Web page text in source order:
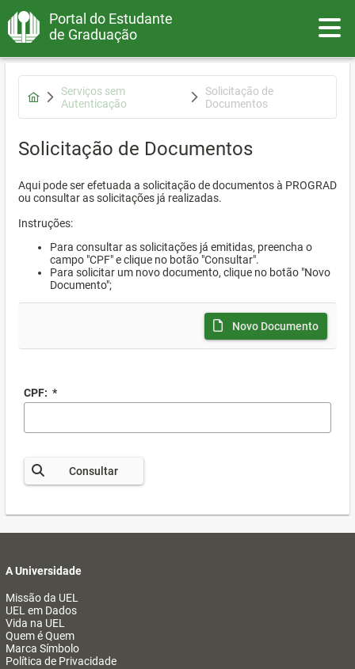
Portal do Estudante
de Graduação
Serviços sem
Autenticação
Solicitação de
Documentos
Solicitação de Documentos
Aqui pode ser efetuada a solicitação de documentos à PROGRAD
ou consultar as solicitações já realizadas.
Instruções:
Para consultar as solicitações já emitidas, preencha o
campo "CPF" e clique no botão "Consultar".
Para solicitar um novo documento, clique no botão "Novo
Documento";
Novo Documento
CPF: *
Consultar
A Universidade
Missão da UEL
UEL em Dados
Vida na UEL
Quem é Quem
Marca Símbolo
Política de Privacidade